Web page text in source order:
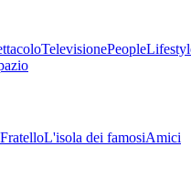
TelevisionePeople
L'isola dei famosiAmici